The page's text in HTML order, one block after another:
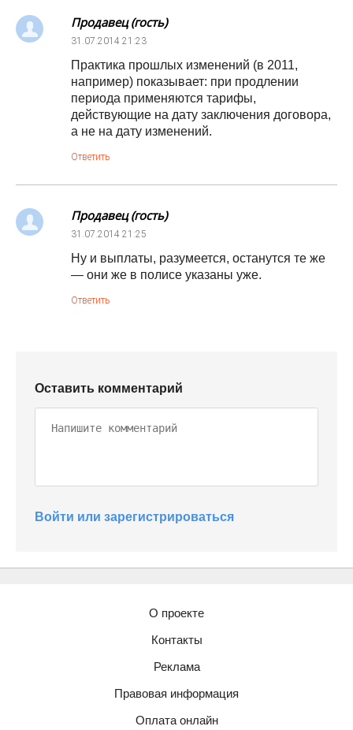
Продавец (гость)
31.07.2014 21:23
Практика прошлых изменений (в 2011,
например) показывает: при продлении
периода применяются тарифы,
действующие на дату заключения договора,
а не на дату изменений.
Ответить
Продавец (гость)
31.07.2014 21:25
Ну и выплаты, разумеется, останутся те же
— они же в полисе указаны уже.
Ответить
Оставить комментарий
Войти или зарегистрироваться
О проекте
Контакты
Реклама
Правовая информация
Оплата онлайн